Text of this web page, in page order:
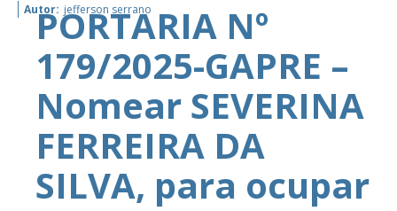
Autor: jefferson serrano
PORTARIA Nº
179/2025-GAPRE –
Nomear SEVERINA
FERREIRA DA
SILVA, para ocupar